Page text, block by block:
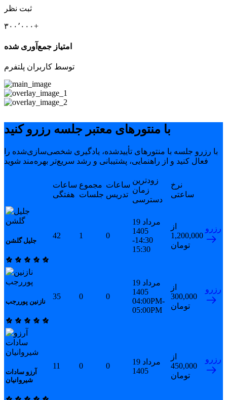
ثبت نظر
۳۰۰٬۰۰۰+
امتیاز جمع‌آوری شده
توسط کاربران پلتفرم
با منتورهای معتبر جلسه رزرو کنید
با رزرو جلسه با منتورهای تأییدشده، یادگیری شخصی‌سازی‌شده را
فعال کنید و از راهنمایی، پشتیبانی و رشد سریع‌تر بهره‌مند شوید
ساعات
هفتگی
مجموع
جلسات
ساعات
تدریس
زودترین
زمان
دسترسی
نرخ
ساعتی
جلیل گلشن
42 1 0
19 مرداد
1405
14:30-
15:30
از
1,200,000
تومان
رزرو
نازنین پوررجب
35 0 0
19 مرداد
1405
04:00PM-
05:00PM
از
300,000
تومان
رزرو
آرزو سادات
شیروانیان
11 0 0
19 مرداد
1405
از
450,000
تومان
رزرو